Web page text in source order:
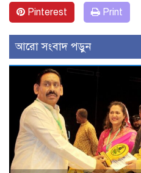
Pinterest Print
আরো সংবাদ পড়ুন